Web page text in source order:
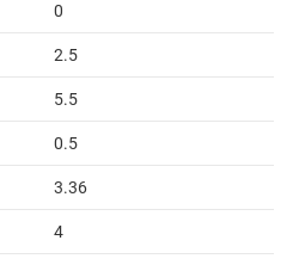
0
2.5
5.5
0.5
3.36
4